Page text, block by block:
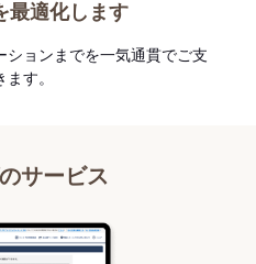
最適化します
ョンまでを一気通貫でご支
す。
サービス